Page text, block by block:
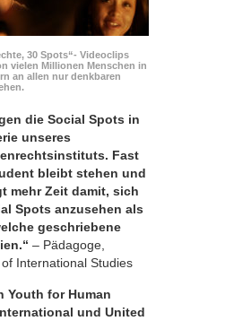
30 Spots“- Videoclips
vielen Millionen Menschen in
an allen nur denkbaren
die Social Spots in
unseres
Fast
bleibt stehen und
mehr Zeit damit, sich
Spots anzusehen als
geschriebene
– Pädagoge,
International Studies
Youth for Human
und United